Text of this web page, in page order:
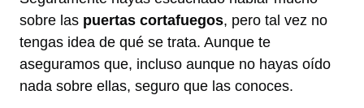
sobre las puertas cortafuegos, pero tal vez no
tengas idea de qué se trata. Aunque te
aseguramos que, incluso aunque no hayas oído
nada sobre ellas, seguro que las conoces.